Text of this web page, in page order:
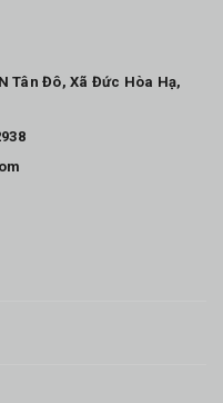
Tân Đô, Xã Đức Hòa Hạ,